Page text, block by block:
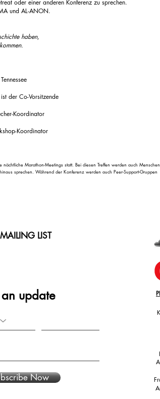
oder einer anderen Konferenz zu sprechen.
und AL-ANON.
haben,
der Co-Vorsitzende
Koordinator
Koordinator
Marathon-Meetings statt. Bei diesen Treffen werden auch
sprechen. Während der Konferenz werden auch Peer-Support-Gruppen
LIST
update
Now